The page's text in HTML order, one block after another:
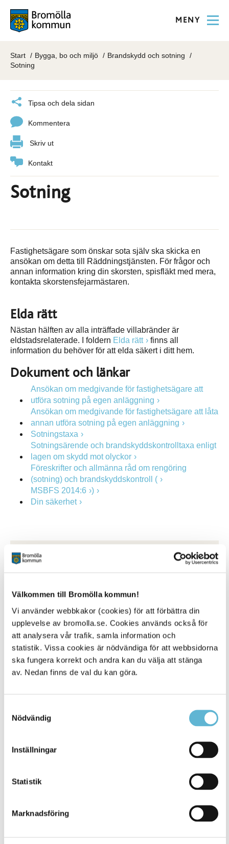
Välkommen till Bromölla kommun!
Vi använder webbkakor (cookies) för att förbättra din
upplevelse av bromolla.se. Cookies används också för
att analysera vår trafik, samla information och
statistik. Vissa cookies är nödvändiga för att webbsidorna
ska fungera korrekt och andra kan du välja att stänga
av. Nedan finns de val du kan göra.
Nödvändig
Inställningar
Statistik
Marknadsföring
MENY
Start Bygga, bo och miljö
Brandskydd och sotning
Sotning
Tipsa och dela sidan
Kommentera
Skriv ut
Kontakt
Sotning
Fastighetsägare som önskar sota själv ska skicka en
ansökan om detta till Räddningstjänsten. För frågor och
annan information kring din skorsten, spisfläkt med mera,
kontakta skorstensfejarmästaren.
Elda rätt
Nästan hälften av alla inträffade villabränder är
eldstadsrelaterade. I foldern Elda rätt
finns all
information du behöver för att elda säkert i ditt hem.
Dokument och länkar
Ansökan om medgivande för fastighetsägare att
utföra sotning på egen anläggning
Ansökan om medgivande för fastighetsägare att låta
annan utföra sotning på egen anläggning
Sotningstaxa
Sotningsärende och brandskyddskontrolltaxa enligt
lagen om skydd mot olyckor
Föreskrifter och allmänna råd om rengöring
(sotning) och brandskyddskontroll (
MSBFS 2014:6 )
Din säkerhet
Kontakt
Munkvägen 4
0456-145 75/0767-93 62 29
erik@skorstensfejaren.nu
Räddningstjänsten
Fågel Fenix väg 1
Box 18, 295 21 Bromölla
0456-82 20 00 vx
0456-82 20 67